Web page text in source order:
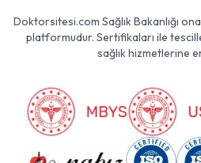
Doktorsitesi.com Sağlık Bakanlığı
platformudur. Sertifikaları ile
sağlık hizmetlerine